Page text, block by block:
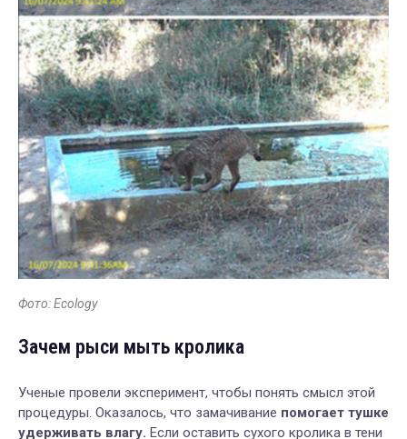
Фото: Ecology
Зачем рыси мыть кролика
Ученые провели эксперимент, чтобы понять смысл этой
процедуры. Оказалось, что замачивание помогает тушке
удерживать влагу. Если оставить сухого кролика в тени